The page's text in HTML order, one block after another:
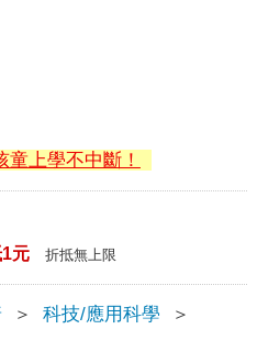
上學不中斷！
元 折抵無上限
＞ 科技/應用科學
＞